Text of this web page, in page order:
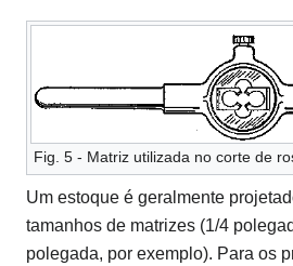
Fig. 5 - Matriz utilizada no corte de
Um estoque é geralmente
tamanhos de matrizes (1/4
polegada, por exemplo). Para os